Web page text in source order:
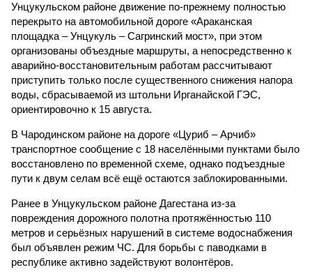
Унцукульском районе движение по-прежнему полностью
перекрыто на автомобильной дороге «Араканская
площадка – Унцукуль – Сагринский мост», при этом
организованы объездные маршруты, а непосредственно к
аварийно-восстановительным работам рассчитывают
приступить только после существенного снижения напора
воды, сбрасываемой из штольни Ирганайской ГЭС,
ориентировочно к 15 августа.
В Чародинском районе на дороге «Цуриб – Арчиб»
транспортное сообщение с 18 населёнными пунктами было
восстановлено по временной схеме, однако подъездные
пути к двум селам всё ещё остаются заблокированными.
Ранее в Унцукульском районе Дагестана из-за
повреждения дорожного полотна протяжённостью 110
метров и серьёзных нарушений в системе водоснабжения
был объявлен режим ЧС. Для борьбы с паводками в
республике активно задействуют волонтёров.